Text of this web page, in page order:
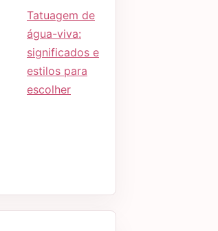
Tatuagem de
água-viva:
significados e
estilos para
escolher